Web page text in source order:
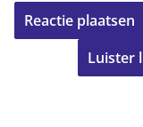
Luister